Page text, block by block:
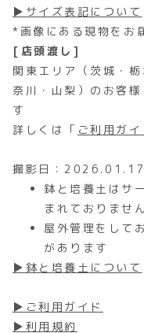
▶サイズ表記について
*画像にある現物をお
[店頭渡し]
関東エリア（茨城・
奈川・山梨）のお客
す
詳しくは「 ご利用ガイ
撮影日：2026.01.17
鉢と培養土はサ
まれておりません
屋外管理をして
があります
▶鉢と培養土について
▶ご利用ガイド
▶利用規約